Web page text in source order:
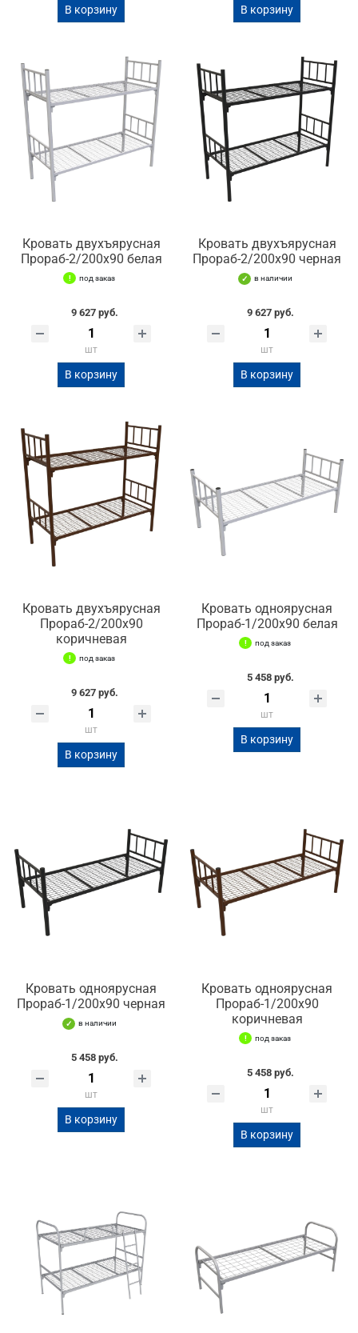
В корзину В корзину
Кровать двухъярусная
Прораб-2/200х90 белая
под заказ
9 627 руб.
шт
В корзину
Кровать двухъярусная
Прораб-2/200х90 черная
в наличии
9 627 руб.
шт
В корзину
Кровать двухъярусная
Прораб-2/200х90
коричневая
под заказ
9 627 руб.
шт
В корзину
Кровать одноярусная
Прораб-1/200х90 белая
под заказ
5 458 руб.
шт
В корзину
Кровать одноярусная
Прораб-1/200х90 черная
в наличии
5 458 руб.
шт
В корзину
Кровать одноярусная
Прораб-1/200х90
коричневая
под заказ
5 458 руб.
шт
В корзину